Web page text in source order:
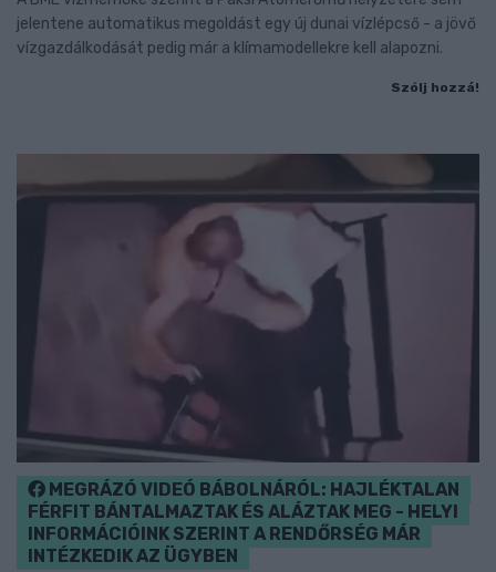
jelentene automatikus megoldást egy új dunai vízlépcső - a jövő
vízgazdálkodását pedig már a klímamodellekre kell alapozni.
Szólj hozzá!
MEGRÁZÓ VIDEÓ BÁBOLNÁRÓL: HAJLÉKTALAN
FÉRFIT BÁNTALMAZTAK ÉS ALÁZTAK MEG - HELYI
INFORMÁCIÓINK SZERINT A RENDŐRSÉG MÁR
INTÉZKEDIK AZ ÜGYBEN